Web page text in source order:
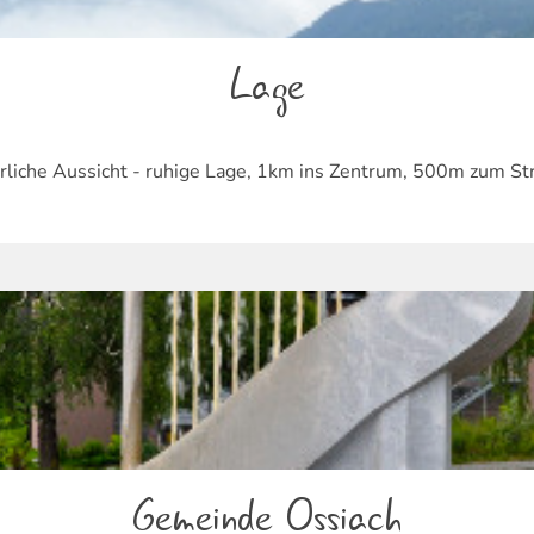
Lage
Aussicht - ruhige Lage, 1km ins Zentrum, 500m zum
Gemeinde Ossiach